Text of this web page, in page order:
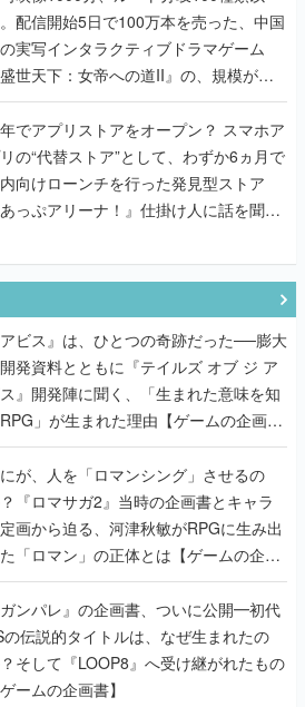
配信開始5日で100万本を売った、中国
実写インタラクティブドラマゲーム
盛世天下：女帝への道II』の、規模が違
だわりをプロデューサーに聞いた
でアプリストアをオープン？ スマホア
の“代替ストア”として、わずか6ヵ月で
向けローンチを行った発見型ストア
あっぷアリーナ！』仕掛け人に話を聞い
た
アビス』は、ひとつの奇跡だった──膨大
発資料とともに『テイルズ オブ ジ ア
』開発陣に聞く、「生まれた意味を知
」が生まれた理由【ゲームの企画
が、人を「ロマンシング」させるの
『ロマサガ2』当時の企画書とキャラ
画から迫る、河津秋敏がRPGに生み出
「ロマン」の正体とは【ゲームの企画
ガンパレ』の企画書、ついに公開━初代
の伝説的タイトルは、なぜ生まれたの
そして『LOOP8』へ受け継がれたもの
ゲームの企画書】